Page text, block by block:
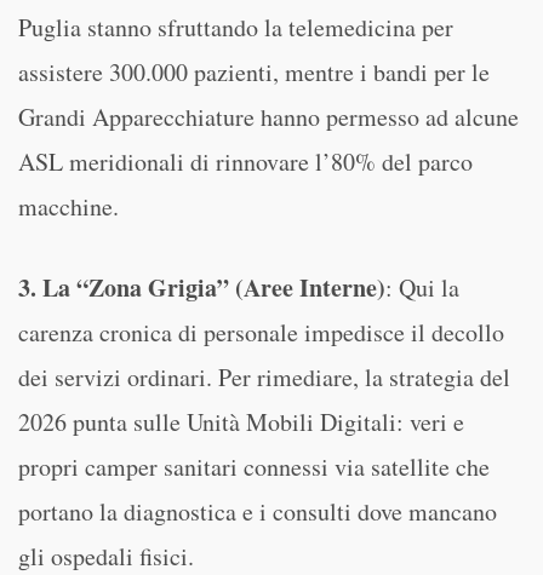
Puglia stanno sfruttando la telemedicina per
assistere 300.000 pazienti, mentre i bandi per le
Grandi Apparecchiature hanno permesso ad alcune
ASL meridionali di rinnovare l’80% del parco
macchine.
3. La “Zona Grigia” (Aree Interne): Qui la
carenza cronica di personale impedisce il decollo
dei servizi ordinari. Per rimediare, la strategia del
2026 punta sulle Unità Mobili Digitali: veri e
propri camper sanitari connessi via satellite che
portano la diagnostica e i consulti dove mancano
gli ospedali fisici.